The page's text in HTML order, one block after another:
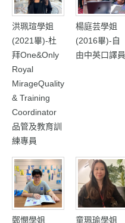
洪珮瑄學姐
(2021畢)-杜
拜One&Only
Royal
MirageQuality
& Training
Coordinator
品管及教育訓
練專員
楊庭芸學姐
(2016畢)-自
由中英口譯員
鄭憫學姐
童珮瑜學姐